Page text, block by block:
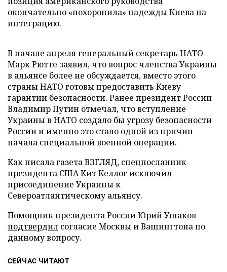
окончательно «похоронила» надежды Киева на
интеграцию.
В начале апреля генеральный секретарь НАТО
Марк Рютте заявил, что вопрос членства Украины
в альянсе более не обсуждается, вместо этого
страны НАТО готовы предоставить Киеву
гарантии безопасности. Ранее президент России
Владимир Путин отмечал, что вступление
Украины в НАТО создало бы угрозу безопасности
России и именно это стало одной из причин
начала специальной военной операции.
Как писала газета ВЗГЛЯД, спецпосланник
президента США Кит Келлог исключил
присоединение Украины к
Североатлантическому альянсу.
Помощник президента России Юрий Ушаков
подтвердил согласие Москвы и Вашингтона по
данному вопросу.
СЕЙЧАС ЧИТАЮТ